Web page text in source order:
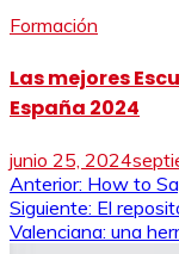
Formación
Las mejores
España 2024
junio 25, 2024
de
Anterior: How to
Siguiente: El
Valenciana: una